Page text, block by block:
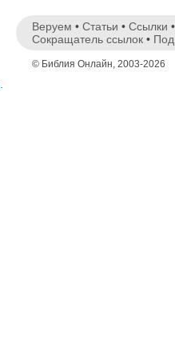
Веруем • Статьи • Ссылки
Сокращатель ссылок •
© Библия Онлайн, 2003-2026